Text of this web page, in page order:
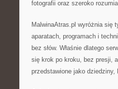
fotografii oraz szeroko
MalwinaAtras.pl wyróżnia się
aparatach, programach i
bez słów. Właśnie dlatego
się krok po kroku, bez presji,
przedstawione jako